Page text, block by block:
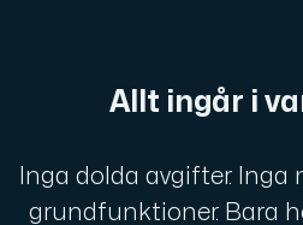
Dedikerade servrar
Allt ingår i
Inga dolda avgifter.
grundfunktioner. Bara